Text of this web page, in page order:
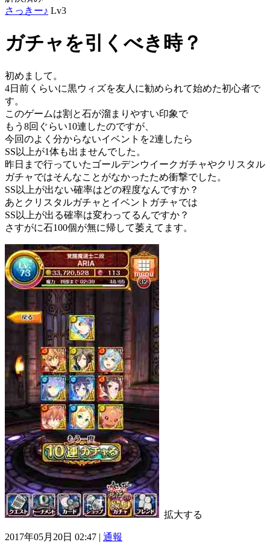
さっきー♪ Lv3
ガチャを引くべき時？
初めまして。
4日前くらいに黒ウィズを友人に勧められて始めた初心者で
す。
このゲームは割と石が溜まりやすい印象で
もう8回ぐらい10連したのですが、
今回のよく分からないイベントを2連したら
SS以上が1体も出ませんでした。
昨日まで行っていたゴールデンウイークガチャやクリスタル
ガチャではそんなことがなかったため衝撃でした。
SS以上が出ない確率はどの程度なんですか？
あとクリスタルガチャとイベントガチャでは
SS以上が出る確率は変わってるんですか？
さすがに石100個が無に帰して萎えてます。
拡大する
2017年05月20日 02:47 | 通報